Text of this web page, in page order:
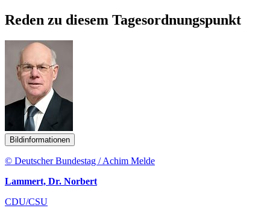
Reden zu diesem Tagesordnungspunkt
Bildinformationen
© Deutscher Bundestag / Achim Melde
Lammert, Dr. Norbert
CDU/CSU